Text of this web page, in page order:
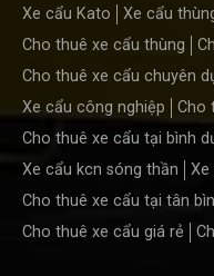
Xe cẩu Kato Xe cẩu
Cho thuê xe cẩu thùng
Cho thuê xe cẩu chuyên
Xe cẩu công nghiệp
Cho
Cho thuê xe cẩu tại bình
Xe cẩu kcn sóng thần
Xe
Cho thuê xe cẩu tại tân
Cho thuê xe cẩu giá rẻ